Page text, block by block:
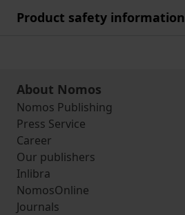
Product safety information
About Nomos
Nomos Publishing
Press Service
Career
Our publishers
Inlibra
NomosOnline
Journals